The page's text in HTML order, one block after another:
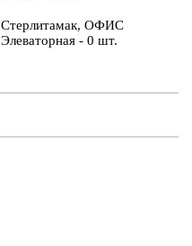
Стерлитамак, ОФИС
Элеваторная - 0 шт.